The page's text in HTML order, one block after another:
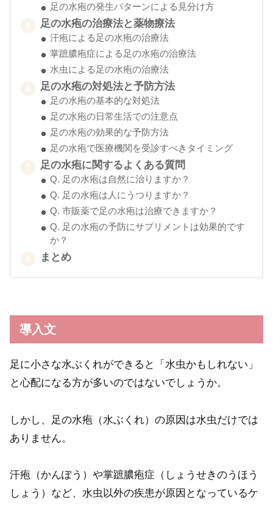
足の水疱の発生パターンによる見分け方
足の水疱の治療法と薬物療法
汗疱による足の水疱の治療法
掌蹠膿疱症による足の水疱の治療法
水虫による足の水疱の治療法
足の水疱の対処法と予防方法
足の水疱の基本的な対処法
足の水疱の日常生活での注意点
足の水疱の効果的な予防方法
足の水疱で医療機関を受診すべきタイミング
足の水疱に関するよくある質問
Q. 足の水疱は自然に治りますか？
Q. 足の水疱は人にうつりますか？
Q. 市販薬で足の水疱は治療できますか？
Q. 足の水疱の予防にサプリメントは効果的です
か？
まとめ
導入文
足に小さな水ぶくれができると「水虫かもしれない」
と心配になる方が多いのではないでしょうか。
しかし、足の水疱（水ぶくれ）の原因は水虫だけでは
ありません。
汗疱（かんぽう）や掌蹠膿疱症（しょうせきのうほう
しょう）など、水虫以外の疾患が原因となっているケ